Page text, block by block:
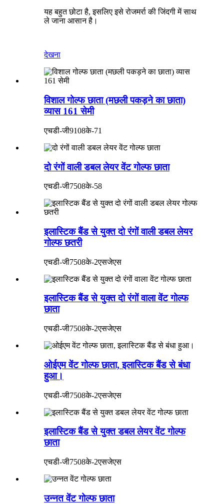
यह बहुत छोटा है, इसलिए इसे रोजमर्रा की जिंदगी में साथ
ले जाना आसान है।
देखना
विशाल गोल्फ छाता (मछली पकड़ने का छाता)
व्यास 161 सेमी
एचडी-जी9108के-71
दो रंगों वाली डबल लेयर वेंट गोल्फ छाता
एचडी-जी7508के-58
इलास्टिक बैंड से युक्त दो रंगों वाली डबल लेयर
गोल्फ छतरी
एचडी-जी7508के-2एसजेएस
इलास्टिक बैंड से युक्त दो रंगों वाला वेंट गोल्फ
छाता
एचडी-जी7508के-2एसजेएस
ओईएम वेंट गोल्फ छाता, इलास्टिक बैंड से बंधा
हुआ।
एचडी-जी7508के-2एसजेएस
इलास्टिक बैंड से युक्त डबल लेयर वेंट गोल्फ
छाता
एचडी-जी7508के-2एसजेएस
उन्नत वेंट गोल्फ छाता